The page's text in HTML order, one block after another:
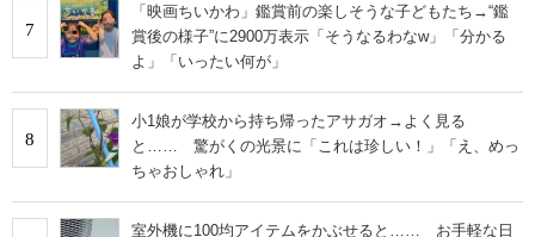
7
「映画ちいかわ」鑑賞前の楽しそうな子どもたち→“鑑
賞後の様子”に2900万表示「そうなるわなw」「分かる
よ」「いったい何が」
8
小1娘が学校から持ち帰ったアサガオ→よく見る
と…… 驚がくの光景に「これは珍しい！」「え、めっ
ちゃおしゃれ」
室外機に100均アイテムをかぶせると…… お手軽な日